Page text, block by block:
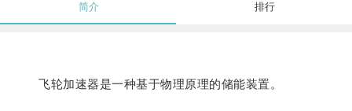
简介 排行
飞轮加速器是一种基于物理原理的储能装置。